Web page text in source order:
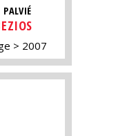
PALVIÉ
2007